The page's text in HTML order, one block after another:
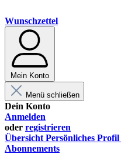
Wunschzettel
Mein Konto
Menü schließen
Dein Konto
Anmelden
oder registrieren
Übersicht Persönliches Profil
Abonnements